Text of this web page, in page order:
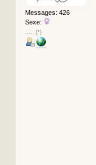
Messages: 426
Sexe:
..... {*}